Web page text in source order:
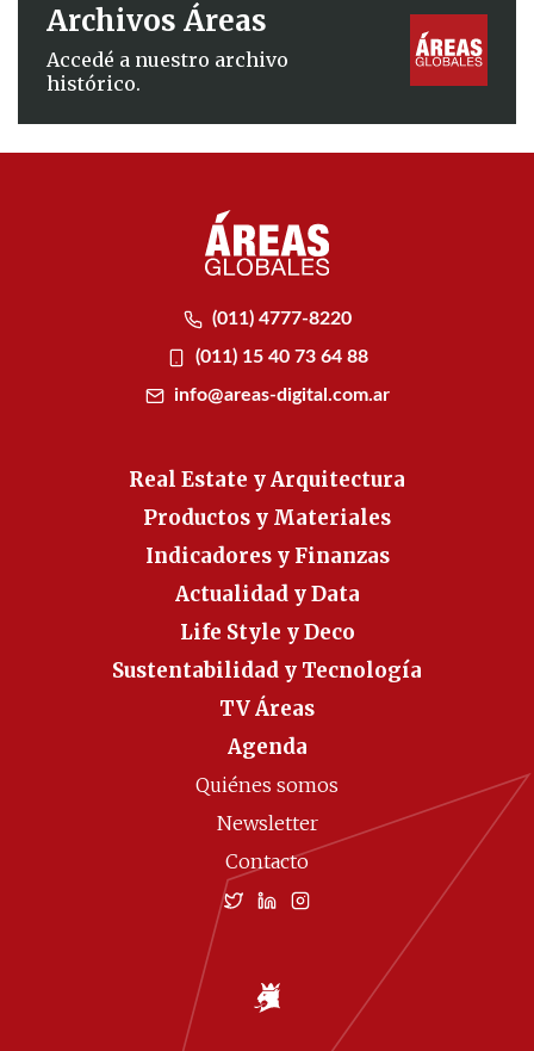
Archivos Áreas
Accedé a nuestro archivo
histórico.
(011) 4777-8220
(011) 15 40 73 64 88
info@areas-digital.com.ar
Real Estate y Arquitectura
Productos y Materiales
Indicadores y Finanzas
Actualidad y Data
Life Style y Deco
Sustentabilidad y Tecnología
TV Áreas
Agenda
Quiénes somos
Newsletter
Contacto